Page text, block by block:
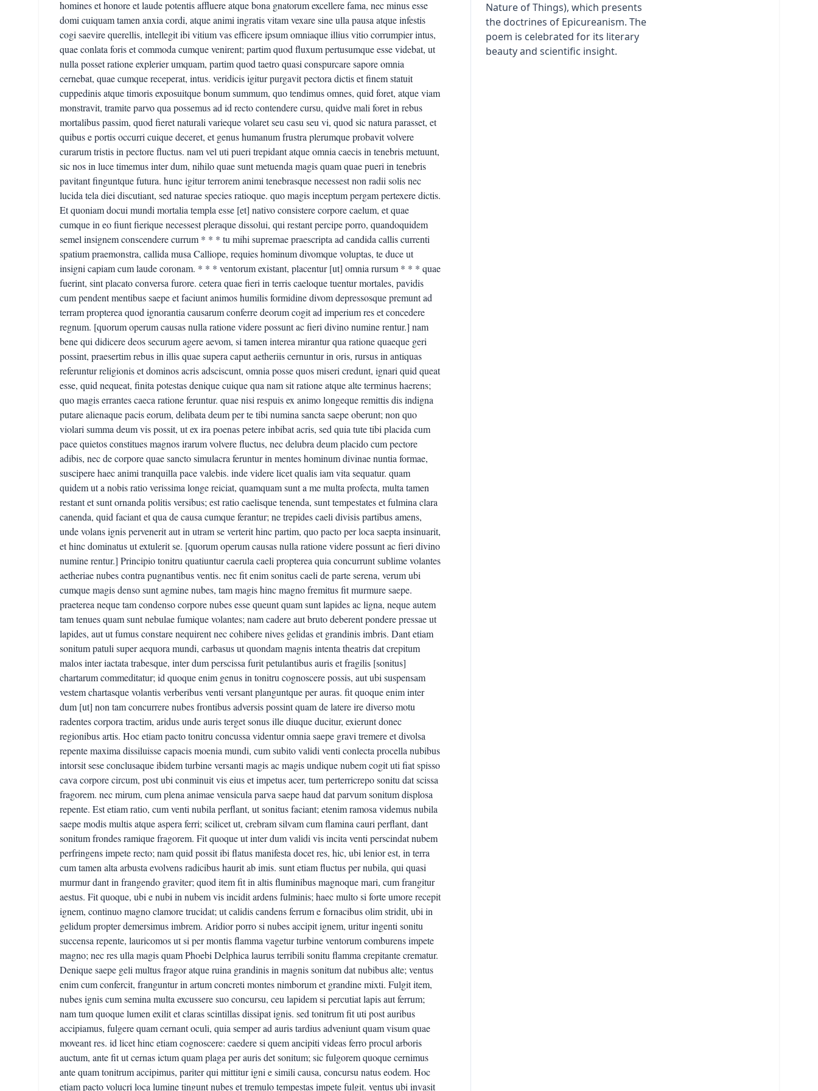
Nature of Things), which presents
the doctrines of Epicureanism. The
poem is celebrated for its literary
beauty and scientific insight.